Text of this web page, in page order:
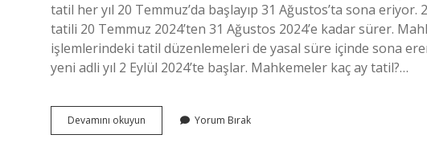
tatil her yıl 20 Temmuz’da başlayıp 31 Ağustos’ta sona
tatili 20 Temmuz 2024’ten 31 Ağustos 2024’e kadar sürer.
işlemlerindeki tatil düzenlemeleri de yasal süre içinde sona
yeni adli yıl 2 Eylül 2024’te başlar. Mahkemeler kaç ay tatil?…
Devamını okuyun Mahkemeler
Ne
Yorum Bırak